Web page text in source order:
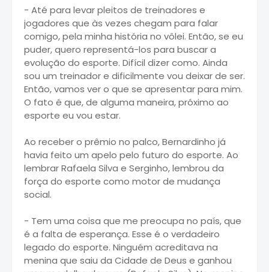
- Até para levar pleitos de treinadores e
jogadores que às vezes chegam para falar
comigo, pela minha história no vôlei. Então, se eu
puder, quero representá-los para buscar a
evolução do esporte. Difícil dizer como. Ainda
sou um treinador e dificilmente vou deixar de ser.
Então, vamos ver o que se apresentar para mim.
O fato é que, de alguma maneira, próximo ao
esporte eu vou estar.
Ao receber o prêmio no palco, Bernardinho já
havia feito um apelo pelo futuro do esporte. Ao
lembrar Rafaela Silva e Serginho, lembrou da
força do esporte como motor de mudança
social.
- Tem uma coisa que me preocupa no país, que
é a falta de esperança. Esse é o verdadeiro
legado do esporte. Ninguém acreditava na
menina que saiu da Cidade de Deus e ganhou